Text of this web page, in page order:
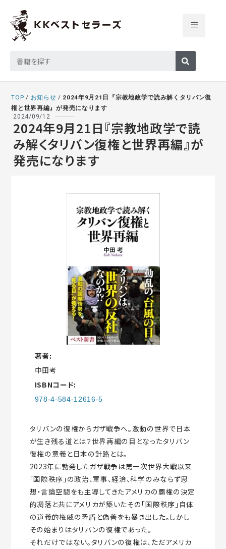
TOP / お知らせ / 2024年9月21日『宗教地政学で読み解くタリバン復
権と世界再編』が発売になります
2024/09/12
2024年9月21日『宗教地政学で読
み解くタリバン復権と世界再編』が
発売になります
著者:
中田考
ISBNコード:
978-4-584-12616-5
タリバンの復権からガザ戦争へ。激動の世界で日本
が生き残る道とは？世界再編の目となったタリバン
復権の意義と日本の針路とは。
2023年に勃発したガザ戦争は第一次世界大戦以来
「国際秩序」の政治、軍事、経済、科学のみならず思
想・言論空間をも主導してきたアメリカの覇権の決定
的凋落と共にアメリカが築いたその「国際秩序」自体
の道義的権威の矛盾と偽善をも暴き出した。しかし
その始まりはタリバンの復権であった。
それだけではない。タリバンの復権は、ただアメリカ